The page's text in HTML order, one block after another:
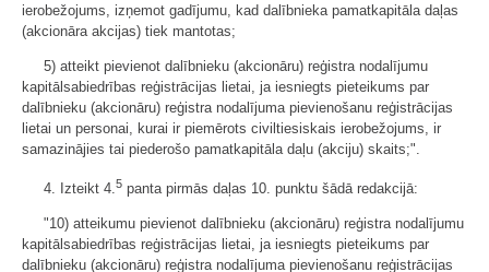
ierobežojums, izņemot gadījumu, kad dalībnieka pamatkapitāla daļas
(akcionāra akcijas) tiek mantotas;
5) atteikt pievienot dalībnieku (akcionāru) reģistra nodalījumu
kapitālsabiedrības reģistrācijas lietai, ja iesniegts pieteikums par
dalībnieku (akcionāru) reģistra nodalījuma pievienošanu reģistrācijas
lietai un personai, kurai ir piemērots civiltiesiskais ierobežojums, ir
samazinājies tai piederošo pamatkapitāla daļu (akciju) skaits;".
4. Izteikt 4. 5 panta pirmās daļas 10. punktu šādā redakcijā:
"10) atteikumu pievienot dalībnieku (akcionāru) reģistra nodalījumu
kapitālsabiedrības reģistrācijas lietai, ja iesniegts pieteikums par
dalībnieku (akcionāru) reģistra nodalījuma pievienošanu reģistrācijas